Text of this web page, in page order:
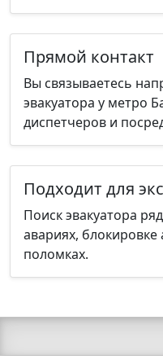
Прямой контакт
Вы связываетесь
эвакуатора у метро
диспетчеров и
Подходит для
Поиск эвакуатора
авариях,
поломках.